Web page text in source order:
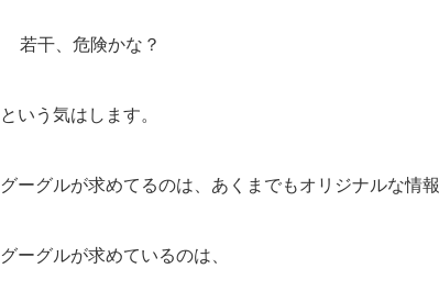
若干、危険かな？
という気はします。
グーグルが求めてるのは、あくまでもオリジナルな情報
グーグルが求めているのは、